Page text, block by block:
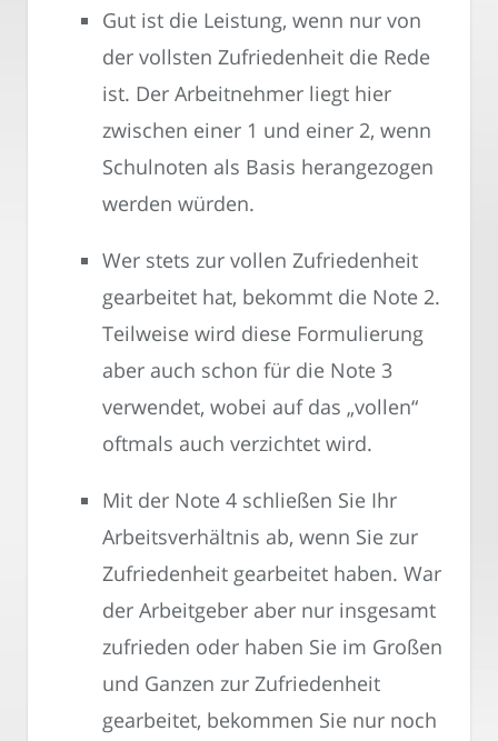
Gut ist die Leistung, wenn nur von
der vollsten Zufriedenheit die Rede
ist. Der Arbeitnehmer liegt hier
zwischen einer 1 und einer 2, wenn
Schulnoten als Basis herangezogen
werden würden.
Wer stets zur vollen Zufriedenheit
gearbeitet hat, bekommt die Note 2.
Teilweise wird diese Formulierung
aber auch schon für die Note 3
verwendet, wobei auf das „vollen“
oftmals auch verzichtet wird.
Mit der Note 4 schließen Sie Ihr
Arbeitsverhältnis ab, wenn Sie zur
Zufriedenheit gearbeitet haben. War
der Arbeitgeber aber nur insgesamt
zufrieden oder haben Sie im Großen
und Ganzen zur Zufriedenheit
gearbeitet, bekommen Sie nur noch